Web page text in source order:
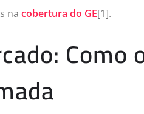
na cobertura do GE[1].
Como